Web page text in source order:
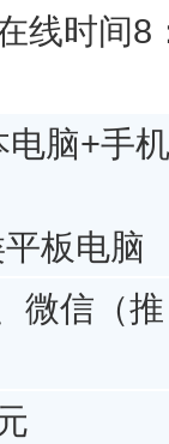
线时间8
脑+手
板电脑
微信（推